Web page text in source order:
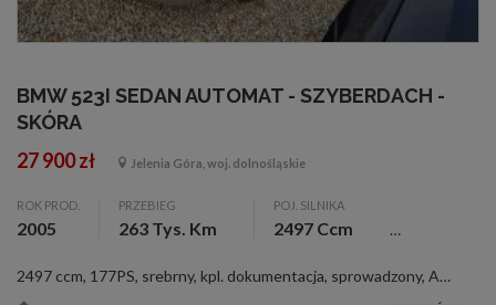
BMW 523I SEDAN AUTOMAT - SZYBERDACH -
SKÓRA
27 900 zł Jelenia Góra, woj. dolnośląskie
ROK PROD.
2005
PRZEBIEG
263 Tys. Km
POJ. SILNIKA
2497 Ccm
2497 ccm, 177PS, srebrny, kpl. dokumentacja, sprowadzony, ABS, alarm, alum. felgi 18, aut. skrzynia bieg., c. zamek, czujnik deszczu, el. otw. szyby (4), el. reg. lusterka, ESP, immobilizer, klimatyzacja, komputer pokł., nawigacja, 8 pod. pow., szyberd...